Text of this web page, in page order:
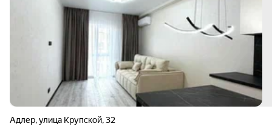
Адлер,улица Крупской,32